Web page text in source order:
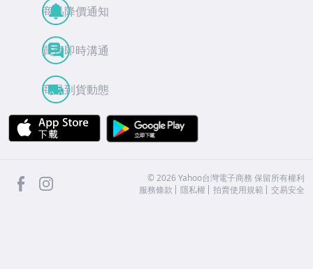
商品降價通知
買賣即時溝通
商品到貨動態
APP Store
facebook ©2026 Yahoo台灣電子商務 保留所有權利
服務條款
隱私權 拍賣使用規範 交易安全